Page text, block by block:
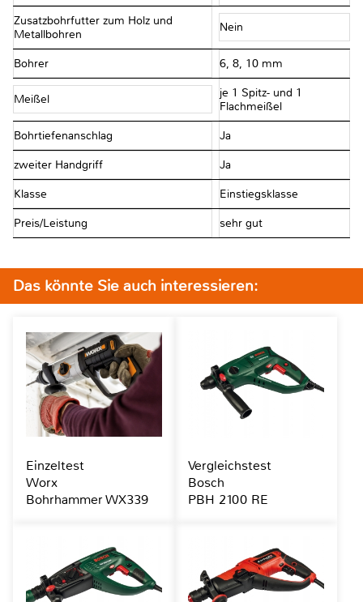
Zusatzbohrfutter zum Holz und
Metallbohren
Nein
Bohrer 6, 8, 10 mm
Meißel
je 1 Spitz- und 1
Flachmeißel
Bohrtiefenanschlag Ja
zweiter Handgriff Ja
Klasse Einstiegsklasse
Preis/Leistung sehr gut
Das könnte Sie auch interessieren:
Einzeltest
Worx
Bohrhammer WX339
Vergleichstest
Bosch
PBH 2100 RE